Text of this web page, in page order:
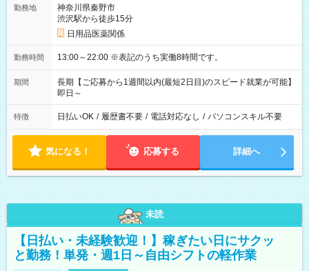
勤務地
神奈川県秦野市
渋沢駅から徒歩15分
日用品医薬関係
勤務時間 13:00～22:00 ※表記のうち実働8時間です。
期間
長期【ご応募から1週間以内(最短2日目)のスピード就業が可能】
即日～
特徴 日払いOK / 履歴書不要 / 電話対応なし / パソコンスキル不要
気になる！ 応募する 詳細へ
未読
【日払い・未経験歓迎！】稼ぎたい日にサクッ
と勤務！単発・週1日～自由シフトの軽作業